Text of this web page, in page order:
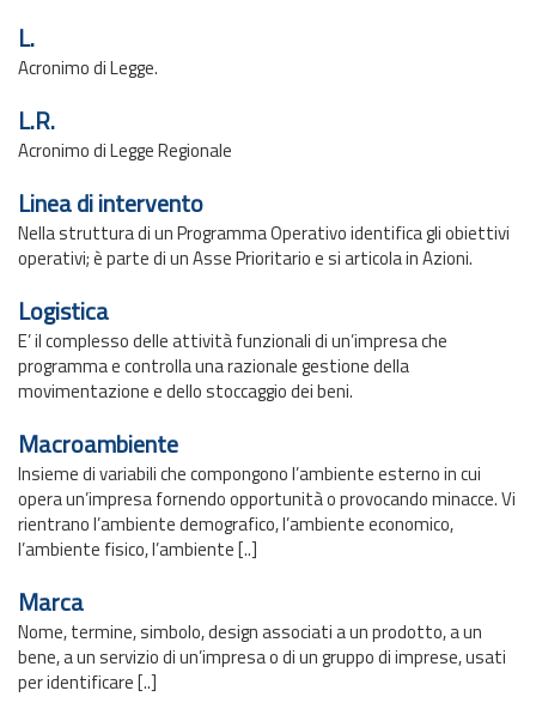
L.
Acronimo di Legge.
L.R.
Acronimo di Legge Regionale
Linea di intervento
Nella struttura di un Programma Operativo identifica gli obiettivi
operativi; è parte di un Asse Prioritario e si articola in Azioni.
Logistica
E’ il complesso delle attività funzionali di un’impresa che
programma e controlla una razionale gestione della
movimentazione e dello stoccaggio dei beni.
Macroambiente
Insieme di variabili che compongono l’ambiente esterno in cui
opera un’impresa fornendo opportunità o provocando minacce. Vi
rientrano l’ambiente demografico, l’ambiente economico,
l’ambiente fisico, l’ambiente [..]
Marca
Nome, termine, simbolo, design associati a un prodotto, a un
bene, a un servizio di un’impresa o di un gruppo di imprese, usati
per identificare [..]